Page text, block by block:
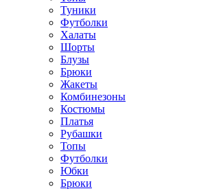
Туники
Футболки
Халаты
Шорты
Блузы
Брюки
Жакеты
Комбинезоны
Костюмы
Платья
Рубашки
Топы
Футболки
Юбки
Брюки